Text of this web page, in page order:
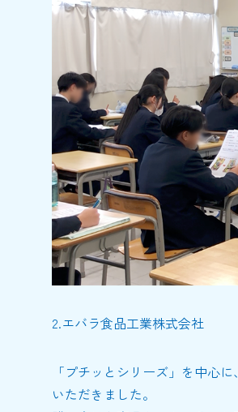
2.エバラ食品工業株式会社
「プチッとシリーズ」を中心
いただきました。